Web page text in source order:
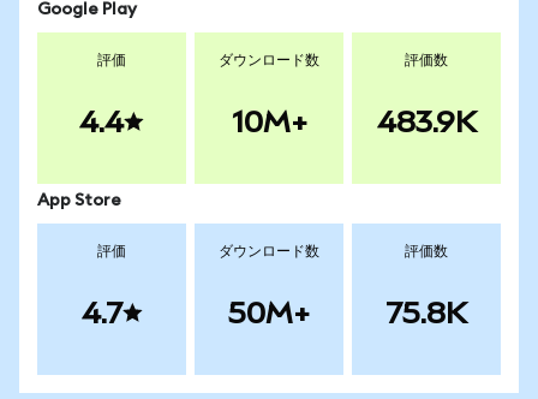
Google Play
評価
4.4
ダウンロード数
10M+
評価数
483.9K
App Store
評価
4.7
ダウンロード数
50M+
評価数
75.8K